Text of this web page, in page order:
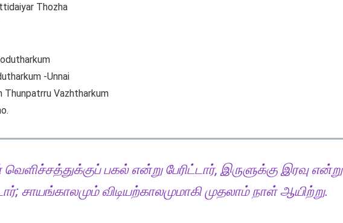
Thozha
-Unnai
Vazhtharkum
பகல் என்று பேரிட்டார், இருளுக்கு இரவு என்று
சாயங்காலமும் விடியற்காலமுமாகி முதலாம் நாள் ஆயிற்று.